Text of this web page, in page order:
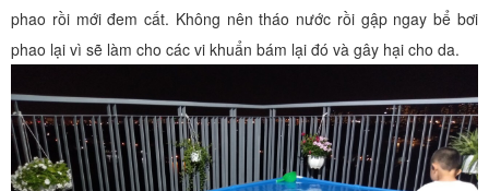
phao rồi mới đem cất. Không nên tháo nước rồi gập ngay bể bơi
phao lại vì sẽ làm cho các vi khuẩn bám lại đó và gây hại cho da.